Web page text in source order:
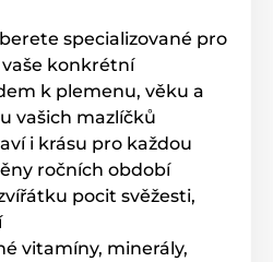
specializované pro
konkrétní
k plemenu, věku a
vašich mazlíčků
i krásu pro každou
ročních období
pocit svěžesti,
vitamíny, minerály,